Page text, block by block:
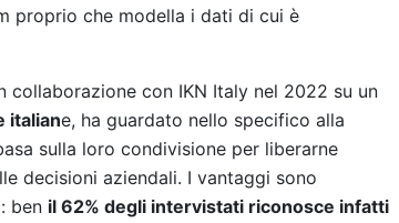
proprio che modella i dati di cui è
collaborazione con IKN Italy nel 2022 su un
italiane, ha guardato nello specifico alla
sulla loro condivisione per liberarne
decisioni aziendali. I vantaggi sono
ben il 62% degli intervistati riconosce infatti